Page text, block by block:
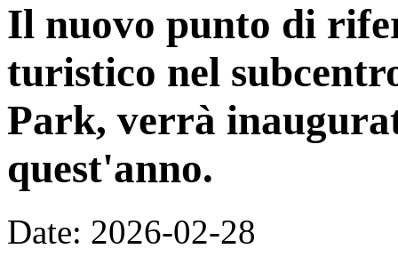
Il nuovo punto di
turistico nel
Park, verrà
quest'anno.
Date: 2026-02-28